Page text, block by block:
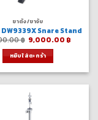
ขาตั้ง/ขาจับ
Snare Stand
฿ Original
price
was:
10,000.00 ฿.
9,000.00 ฿
หยิบใส่ตะกร้า